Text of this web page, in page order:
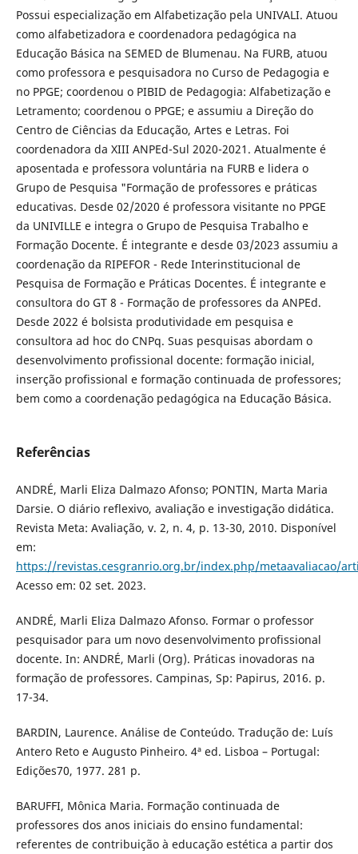
Possui especialização em Alfabetização pela UNIVALI. Atuou
como alfabetizadora e coordenadora pedagógica na
Educação Básica na SEMED de Blumenau. Na FURB, atuou
como professora e pesquisadora no Curso de Pedagogia e
no PPGE; coordenou o PIBID de Pedagogia: Alfabetização e
Letramento; coordenou o PPGE; e assumiu a Direção do
Centro de Ciências da Educação, Artes e Letras. Foi
coordenadora da XIII ANPEd-Sul 2020-2021. Atualmente é
aposentada e professora voluntária na FURB e lidera o
Grupo de Pesquisa "Formação de professores e práticas
educativas. Desde 02/2020 é professora visitante no PPGE
da UNIVILLE e integra o Grupo de Pesquisa Trabalho e
Formação Docente. É integrante e desde 03/2023 assumiu a
coordenação da RIPEFOR - Rede Interinstitucional de
Pesquisa de Formação e Práticas Docentes. É integrante e
consultora do GT 8 - Formação de professores da ANPEd.
Desde 2022 é bolsista produtividade em pesquisa e
consultora ad hoc do CNPq. Suas pesquisas abordam o
desenvolvimento profissional docente: formação inicial,
inserção profissional e formação continuada de professores;
bem como a coordenação pedagógica na Educação Básica.
Referências
ANDRÉ, Marli Eliza Dalmazo Afonso; PONTIN, Marta Maria
Darsie. O diário reflexivo, avaliação e investigação didática.
Revista Meta: Avaliação, v. 2, n. 4, p. 13-30, 2010. Disponível
em:
https://revistas.cesgranrio.org.br/index.php/metaavaliacao/
Acesso em: 02 set. 2023.
ANDRÉ, Marli Eliza Dalmazo Afonso. Formar o professor
pesquisador para um novo desenvolvimento profissional
docente. In: ANDRÉ, Marli (Org). Práticas inovadoras na
formação de professores. Campinas, Sp: Papirus, 2016. p.
17-34.
BARDIN, Laurence. Análise de Conteúdo. Tradução de: Luís
Antero Reto e Augusto Pinheiro. 4ª ed. Lisboa – Portugal:
Edições70, 1977. 281 p.
BARUFFI, Mônica Maria. Formação continuada de
professores dos anos iniciais do ensino fundamental:
referentes de contribuição à educação estética a partir dos